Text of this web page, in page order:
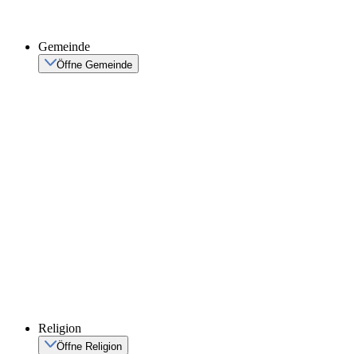
Gemeinde
Öffne Gemeinde
Religion
Öffne Religion